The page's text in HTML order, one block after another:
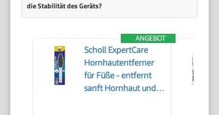
die Stabilität des Geräts?
ANGEBOT
Scholl ExpertCare
Hornhautentferner
für Füße - entfernt
sanft Hornhaut und